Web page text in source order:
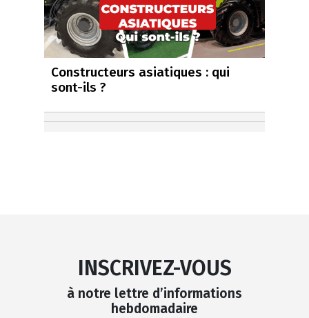
Constructeurs asiatiques : qui
sont-ils ?
INSCRIVEZ-VOUS
à notre lettre d’informations
hebdomadaire